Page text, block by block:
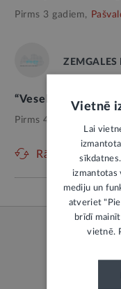
Pirms 3 gadiem,
ZEMGALES
“Veselības
Pirms 4 gadiem,
Rādīt vēl
Vietnē
Lai
izmantotas
mediju un
atveriet
brīdī
vietnē.